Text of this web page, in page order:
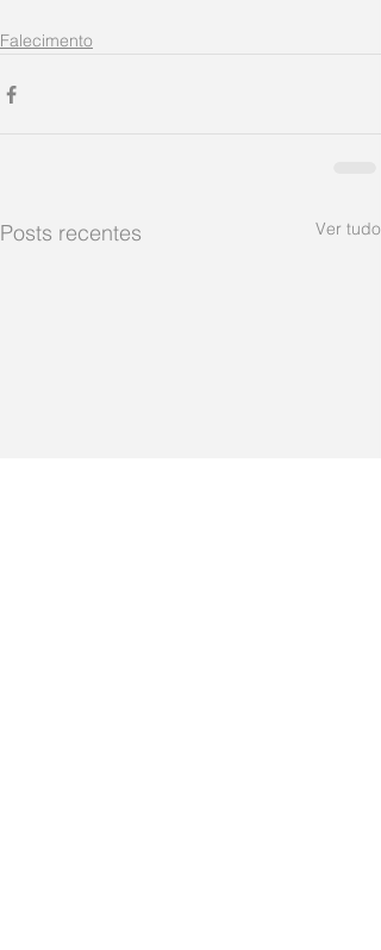
Falecimento
Posts recentes Ver tudo